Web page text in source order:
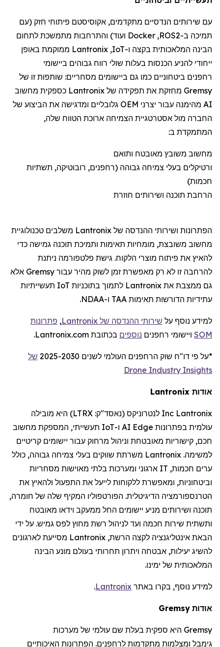
עם שירותים הנדסיים מתקדמים, אקוסיסטם פיתוחי חזק (עם
תמיכה ב-ROS2
,
Docker ועוד) והתרחבות מתמשכת לתחום
הבינה המלאכותית בקצה ו-IoT
,
Lantronix ממוקמת באופן
ייחודי להניע הכנסות בעלות שולי רווח גבוהים ביישומי
רחפנים ביטחוניים כמו גם ביישומים מסחריים: שותפות זו של
Gremsy מחזקת את תפקידה של Lantronix כספקית מחשוב
AI מהימנה עבור יצרני OEM גלובליים ומדגישה את הביצוע של
החברה מול אסטרטגיית הצמיחה ארוכת הטווח שלה,
המתמקדת ב:
מחשוב משובץ מאובטח ותואם
ורטיקלים בעלי צמיחה גבוהה (רחפנים, רובוטיקה, תשתיות
חכמות)
הרחבת תוכנה ושירותים חוזרת
הפתרונות ושירותי ההנדסה של Lantronix משלבים טכנולוגיית
מחשוב משובצת, מומחיות תאימות ותמיכת תוכנה גמישה כדי
להאיץ את פיתוח מוצרי הלקוח. גישת פלטפורמה ניתנת
להרחבה זו לא רק מאפשרת זמן לשוק מהיר עבור Gremsy אלא
גם ממצבת את Lantronix לתמוך בתוכניות IoT תעשייתיות
עתידיות הדורשות תאימות TAA ו-NDAA.
למידע נוסף על שירותי ההנדסה של Lantronix
, פתרונות
SOM ויישומי רחפנים נוספים בכתובת Lantronix.com.
*על פי דו"ח שוק הרחפנים העולמי לשנים 2025-2030
של
Drone Industry Insights
אודות Lantronix
Lantronix
Inc לנטרוניקס (נאסד"ק: LTRX) היא מובילה
עולמית בפתרונות Edge
AI ו-IoT תעשייתי, המספקת מחשוב
חכם, קישוריות מאובטחת וניהול מרחוק עבור יישומים קריטיים
למשימה. Lantronix משרתת שווקים בעלי צמיחה גבוהה, כולל
ערים חכמות, IT ארגוני ומערכות בלתי מאוישות מסחריות
וביטחוניות, ומאפשרת ללקוחות לייעל את התפעול ולהאיץ את
הטרנספורמציה הדיגיטלית. הפורטפוליו המקיף שלה של חומרה,
תוכנה ושירותים מניע יישומים החל ממעקב וידאו מאובטח
ותשתית שירות חכמה ועד לניהול רשת מחוץ לפס גמיש. על ידי
הבאת אינטליגנציה לקצה הרשת, Lantronix מסייעת לארגונים
להשיג יעילות, אבטחה ויתרון תחרותי בעולם מונע הבינה
המלאכותית של ימינו.
למידע נוסף, בקרו באתר Lantronix
.
אודות Gremsy
Gremsy היא ספקית בעלת שם עולמי של מערכות
גימבל ומצלמות מתקדמות לרחפנים. הפתרונות האיכותיים